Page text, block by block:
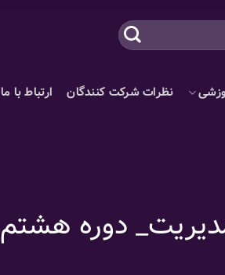
نظرات شرکت کنندگان ارتباط با ما
دوره هشتم